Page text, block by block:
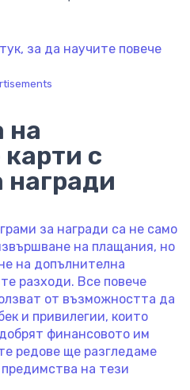
за да научите повече
на
с
награди
за награди са не само
на плащания, но
на допълнителна
разходи. Все повече
от възможността да
и привилегии, които
финансовото им
редове ще разгледаме
на тези